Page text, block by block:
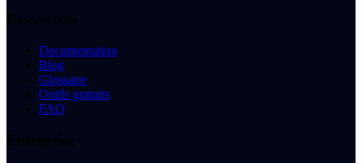
Documentation
Blog
Glossaire
Outils gratuits
FAQ